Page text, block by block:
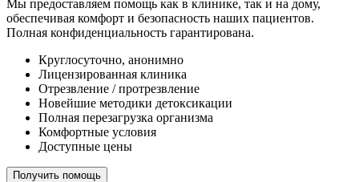
Мы предоставляем помощь как в клинике, так и на дому,
обеспечивая комфорт и безопасность наших пациентов.
Полная конфиденциальность гарантирована.
Круглосуточно, анонимно
Лицензированная клиника
Отрезвление / протрезвление
Новейшие методики детоксикации
Полная перезагрузка организма
Комфортные условия
Доступные цены
Получить помощь